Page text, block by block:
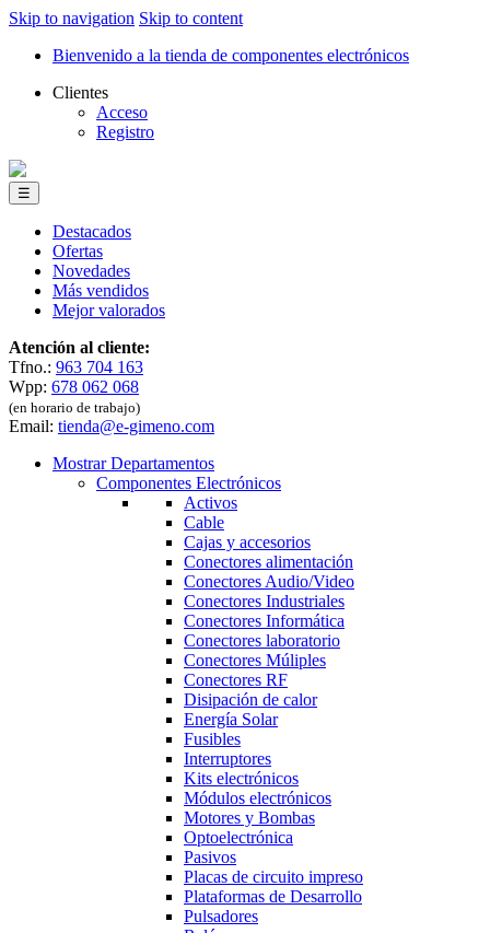
Skip to navigation Skip to content
Bienvenido a la tienda de componentes electrónicos
Clientes
Acceso
Registro
☰
Destacados
Ofertas
Novedades
Más vendidos
Mejor valorados
Atención al cliente:
Tfno.: 963 704 163
Wpp: 678 062 068
(en horario de trabajo)
Email: tienda@e-gimeno.com
Mostrar Departamentos
Componentes Electrónicos
Activos
Cable
Cajas y accesorios
Conectores alimentación
Conectores Audio/Video
Conectores Industriales
Conectores Informática
Conectores laboratorio
Conectores Múliples
Conectores RF
Disipación de calor
Energía Solar
Fusibles
Interruptores
Kits electrónicos
Módulos electrónicos
Motores y Bombas
Optoelectrónica
Pasivos
Placas de circuito impreso
Plataformas de Desarrollo
Pulsadores